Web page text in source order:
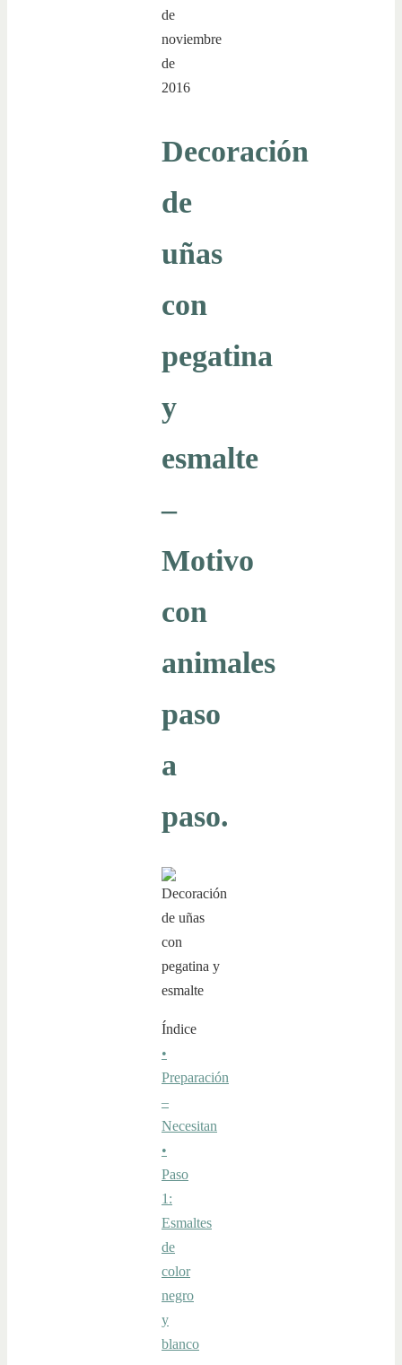
de
noviembre
de
2016
Decoración
de
uñas
con
pegatina
y
esmalte
–
Motivo
con
animales
paso
a
paso.
Índice
•
Preparación
–
Necesitan
•
Paso
1:
Esmaltes
de
color
negro
y
blanco